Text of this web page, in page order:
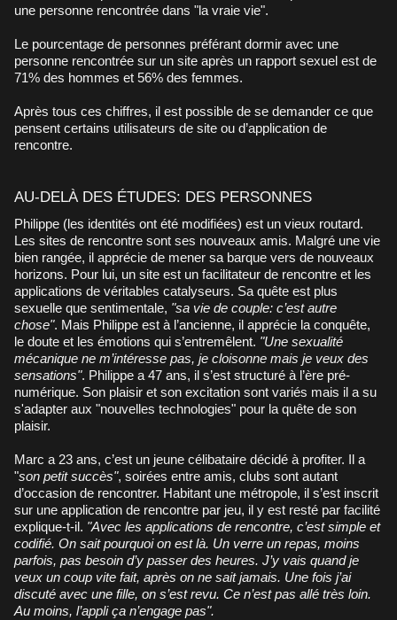
une personne rencontrée dans "la vraie vie".
Le pourcentage de personnes préférant dormir avec une
personne rencontrée sur un site après un rapport sexuel est de
71% des hommes et 56% des femmes.
Après tous ces chiffres, il est possible de se demander ce que
pensent certains utilisateurs de site ou d’application de
rencontre.
AU-DELÀ DES ÉTUDES: DES PERSONNES
Philippe (les identités ont été modifiées) est un vieux routard.
Les sites de rencontre sont ses nouveaux amis. Malgré une vie
bien rangée, il apprécie de mener sa barque vers de nouveaux
horizons. Pour lui, un site est un facilitateur de rencontre et les
applications de véritables catalyseurs. Sa quête est plus
sexuelle que sentimentale, "sa vie de couple: c’est autre
chose". Mais Philippe est à l’ancienne, il apprécie la conquête,
le doute et les émotions qui s’entremêlent. "Une sexualité
mécanique ne m’intéresse pas, je cloisonne mais je veux des
sensations". Philippe a 47 ans, il s’est structuré à l’ère pré-
numérique. Son plaisir et son excitation sont variés mais il a su
s'adapter aux "nouvelles technologies" pour la quête de son
plaisir.
Marc a 23 ans, c’est un jeune célibataire décidé à profiter. Il a
"son petit succès", soirées entre amis, clubs sont autant
d’occasion de rencontrer. Habitant une métropole, il s’est inscrit
sur une application de rencontre par jeu, il y est resté par facilité
explique-t-il. "Avec les applications de rencontre, c’est simple et
codifié. On sait pourquoi on est là. Un verre un repas, moins
parfois, pas besoin d’y passer des heures. J’y vais quand je
veux un coup vite fait, après on ne sait jamais. Une fois j’ai
discuté avec une fille, on s’est revu. Ce n’est pas allé très loin.
Au moins, l’appli ça n’engage pas".